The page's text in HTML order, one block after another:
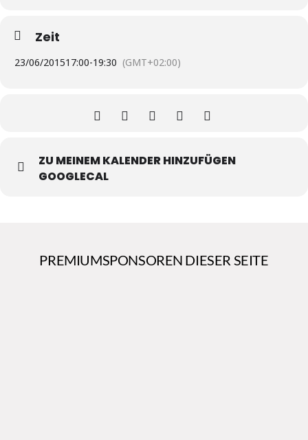
Zeit
23/06/201517:00-19:30 (GMT+02:00)
ZU MEINEM KALENDER HINZUFÜGEN
GOOGLECAL
PREMIUMSPONSOREN DIESER SEITE